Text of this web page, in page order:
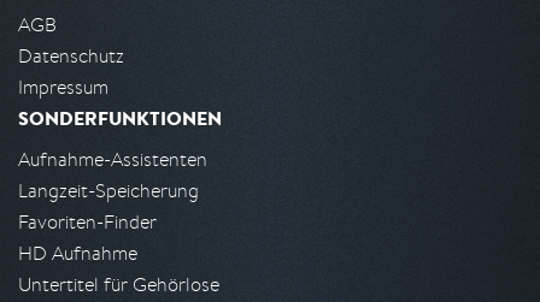
AGB
Datenschutz
Impressum
SONDERFUNKTIONEN
Aufnahme-Assistenten
Langzeit-Speicherung
Favoriten-Finder
HD Aufnahme
Untertitel für Gehörlose